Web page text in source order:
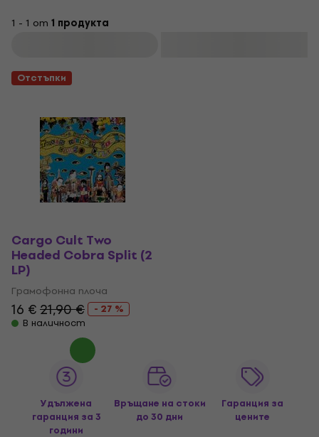
1 - 1 от 1 продукта
Отстъпки
Cargo Cult Two
Headed Cobra Split (2
LP)
Грамофонна плоча
16 €21,90 €
- 27 %
В наличност
Удължена
гаранция за 3
години
Връщане на стоки
до 30 дни
Гаранция за
цените